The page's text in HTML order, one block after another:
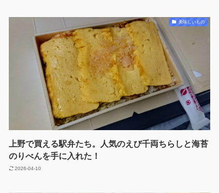
美味しいもの
上野で買える駅弁たち。人気のえび千両ちらしと海苔
のりべんを手に入れた！
2026-04-10